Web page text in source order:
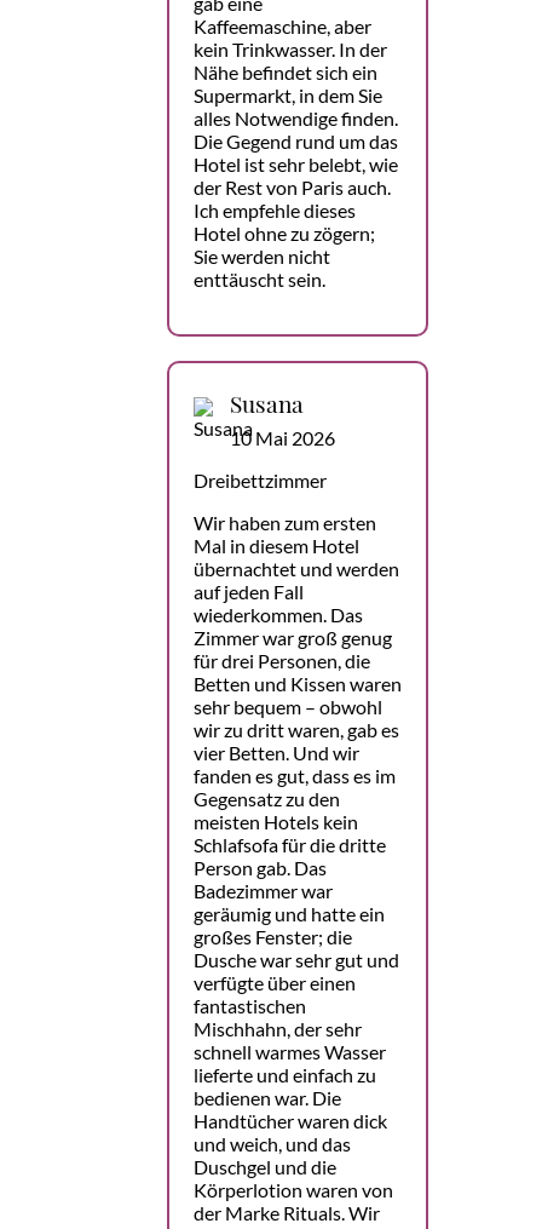
Kaffeemaschine, aber
kein Trinkwasser. In der
Nähe befindet sich ein
Supermarkt, in dem Sie
alles Notwendige finden.
Die Gegend rund um das
Hotel ist sehr belebt, wie
der Rest von Paris auch.
Ich empfehle dieses
Hotel ohne zu zögern;
Sie werden nicht
enttäuscht sein.
Susana
10 Mai 2026
Dreibettzimmer
Wir haben zum ersten
Mal in diesem Hotel
übernachtet und werden
auf jeden Fall
wiederkommen. Das
Zimmer war groß genug
für drei Personen, die
Betten und Kissen waren
sehr bequem – obwohl
wir zu dritt waren, gab es
vier Betten. Und wir
fanden es gut, dass es im
Gegensatz zu den
meisten Hotels kein
Schlafsofa für die dritte
Person gab. Das
Badezimmer war
geräumig und hatte ein
großes Fenster; die
Dusche war sehr gut und
verfügte über einen
fantastischen
Mischhahn, der sehr
schnell warmes Wasser
lieferte und einfach zu
bedienen war. Die
Handtücher waren dick
und weich, und das
Duschgel und die
Körperlotion waren von
der Marke Rituals. Wir